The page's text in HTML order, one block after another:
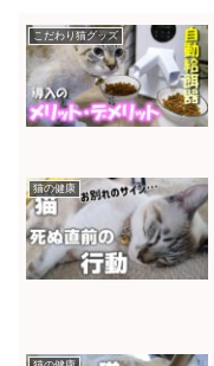
こだわり猫グッズ
猫の健康